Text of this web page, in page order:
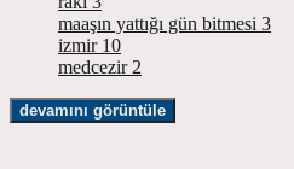
maaşın yattığı gün bitmesi 3
izmir 10
medcezir 2
devamını görüntüle